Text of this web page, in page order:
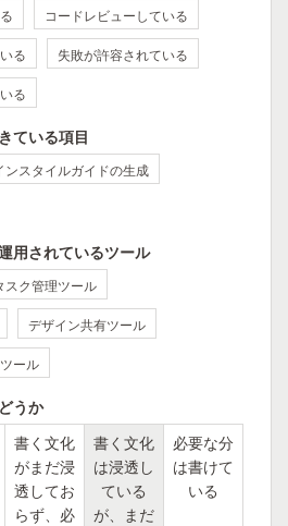
コードレビューしている
る 失敗が許容されている
る
ている項目
ンスタイルガイドの生成
用されているツール
スク管理ツール
デザイン共有ツール
ール
うか
書く文化
がまだ浸
透してお
らず、必
書く文化
は浸透し
ている
が、まだ
必要な分
は書けて
いる